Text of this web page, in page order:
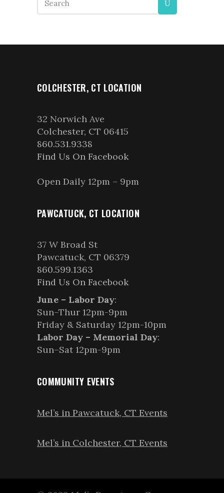
COLCHESTER, CT LOCATION
32 Norwich Ave
Colchester, CT 06415
860.531.9338
Find Us On Facebook
Open Daily 12pm – 9pm
PAWCATUCK, CT LOCATION
37 W Broad St
Pawcatuck, CT 06379
860.599.1363
Find Us On Facebook
June – Labor Day:
Sun–Thur 12pm-9pm
Friday & Saturday 12pm-10pm
Labor Day – Memorial Day:
Sun–Sat 12pm-9pm
COMMUNITY EVENTS
Mel’s in Pawcatuck, CT Events
Mel’s in Colchester, CT Events